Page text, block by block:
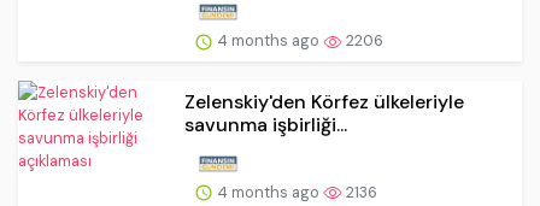
4 months ago 2206
Zelenskiy'den Körfez ülkeleriyle
savunma işbirliği...
4 months ago 2136